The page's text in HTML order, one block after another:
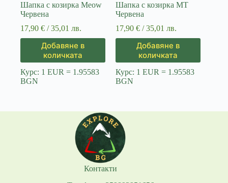
Шапка с козирка Meow
Червена
17,90 € / 35,01 лв.
Добавяне в
количката
Курс: 1 EUR = 1.95583
BGN
Шапка с козирка MT
Червена
17,90€ / 35,01 лв.
Добавяне в
количката
Курс: 1 EUR = 1.95583
BGN
Контакти